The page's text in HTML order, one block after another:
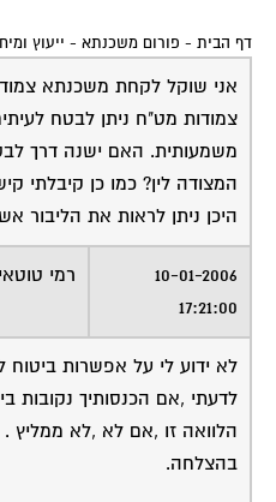
אני שוקל לקחת משכנתא צמודה
צמודות מט"ח ניתן לבטח
משמעותית. האם ישנה דרך
המצודה לין? כמו כן קיבלתי
היכן ניתן לראות את הליבור
10-01-2006
17:21:00
רמי
לא ידוע לי על אפשרות ביטוח
לדעתי ,אם הכנסותיך נקובות
הלוואה זו ,אם לא ,לא ממליץ .
בהצלחה.